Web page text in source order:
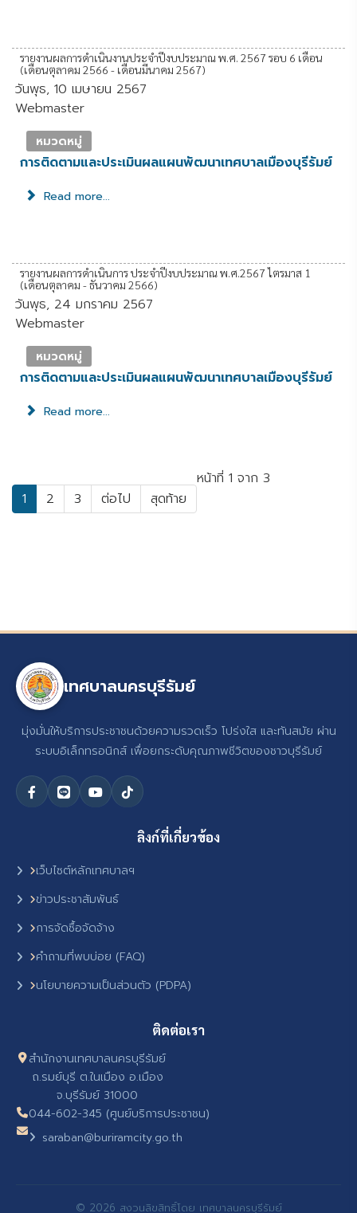
รายงานผลการดำเนินงานประจำปีงบประมาณ พ.ศ. 2567 รอบ 6 เดือน
(เดือนตุลาคม 2566 - เดือนมีนาคม 2567)
วันพุธ, 10 เมษายน 2567
Webmaster
หมวดหมู่
การติดตามและประเมินผลแผนพัฒนาเทศบาลเมืองบุรีรัมย์
Read more...
รายงานผลการดำเนินการ ประจำปีงบประมาณ พ.ศ.2567 ไตรมาส 1
(เดือนตุลาคม - ธันวาคม 2566)
วันพุธ, 24 มกราคม 2567
Webmaster
หมวดหมู่
การติดตามและประเมินผลแผนพัฒนาเทศบาลเมืองบุรีรัมย์
Read more...
หน้าที่ 1 จาก 3
1
2 3 ต่อไป สุดท้าย
เทศบาลนครบุรีรัมย์
มุ่งมั่นให้บริการประชาชนด้วยความรวดเร็ว โปร่งใส และทันสมัย ผ่าน
ระบบอิเล็กทรอนิกส์ เพื่อยกระดับคุณภาพชีวิตของชาวบุรีรัมย์
ลิงก์ที่เกี่ยวข้อง
เว็บไซต์หลักเทศบาลฯ
ข่าวประชาสัมพันธ์
การจัดซื้อจัดจ้าง
คำถามที่พบบ่อย (FAQ)
นโยบายความเป็นส่วนตัว (PDPA)
ติดต่อเรา
สำนักงานเทศบาลนครบุรีรัมย์
ถ.รมย์บุรี ต.ในเมือง อ.เมือง
จ.บุรีรัมย์ 31000
044-602-345 (ศูนย์บริการประชาชน)
saraban@buriramcity.go.th
© 2026 สงวนลิขสิทธิ์โดย เทศบาลนครบุรีรัมย์